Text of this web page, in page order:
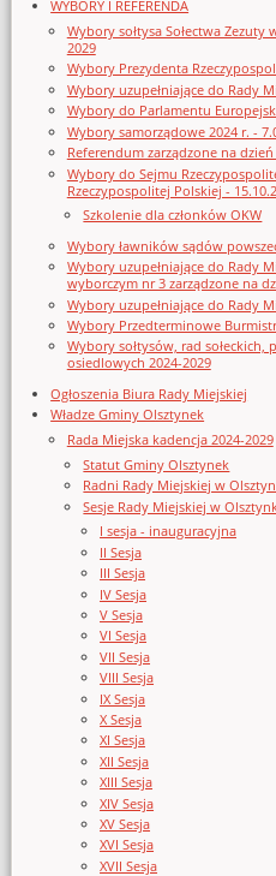
WYBORY I REFERENDA
Wybory sołtysa Sołectwa
2029
Wybory Prezydenta
Wybory uzupełniające do Rady
Wybory do Parlamentu
Wybory samorządowe 2024 r. -
Referendum zarządzone na dzień
Wybory do Sejmu
Rzeczypospolitej Polskiej -
Szkolenie dla członków OKW
Wybory ławników sądów
Wybory uzupełniające do Rady
wyborczym nr 3 zarządzone na
Wybory uzupełniające do Rady
Wybory Przedterminowe
Wybory sołtysów, rad sołeckich,
osiedlowych 2024-2029
Ogłoszenia Biura Rady Miejskiej
Władze Gminy Olsztynek
Rada Miejska kadencja 2024-2029
Statut Gminy Olsztynek
Radni Rady Miejskiej w
Sesje Rady Miejskiej w
I sesja - inauguracyjna
II Sesja
III Sesja
IV Sesja
V Sesja
VI Sesja
VII Sesja
VIII Sesja
IX Sesja
X Sesja
XI Sesja
XII Sesja
XIII Sesja
XIV Sesja
XV Sesja
XVI Sesja
XVII Sesja